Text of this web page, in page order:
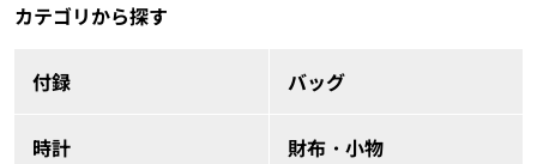
カテゴリから探す
付録 バッグ
時計 財布・小物